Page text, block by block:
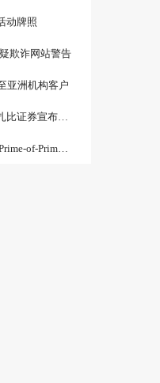
动牌照
欺诈网站警告
亚洲机构客户
【ADS达汇总部新闻】阿布扎比证券宣布管理层人事变动
ADS Securities荣获eFX 最佳Prime-of-Prime供应商奖项